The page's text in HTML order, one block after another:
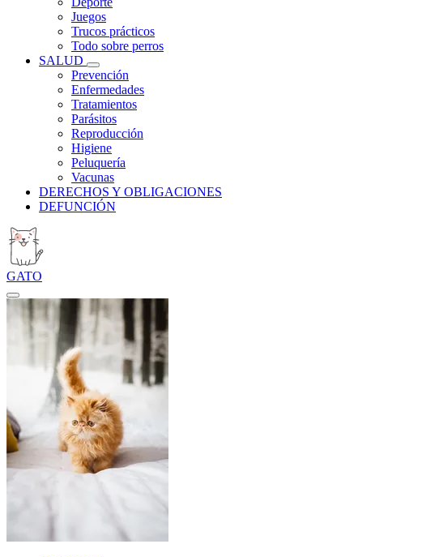
Juegos
Trucos prácticos
Todo sobre perros
SALUD
Prevención
Enfermedades
Tratamientos
Parásitos
Reproducción
Higiene
Peluquería
Vacunas
DERECHOS Y OBLIGACIONES
DEFUNCIÓN
GATO